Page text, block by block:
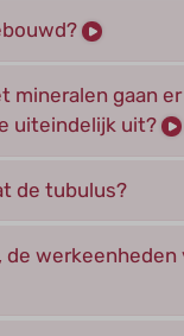
mineralen gaan
uiteindelijk uit?
de tubulus?
werkeenheden